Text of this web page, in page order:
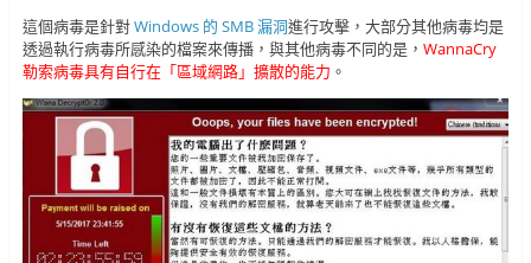
這個病毒是針對Windows 的 SMB 漏洞進行攻擊，大部分其他病毒均是
透過執行病毒所感染的檔案來傳播，與其他病毒不同的是， WannaCry
勒索病毒具有自行在「區域網路」擴散的能力 。